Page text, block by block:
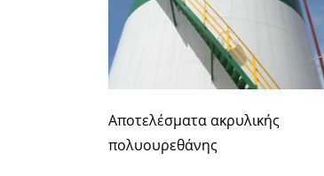
Αποτελέσματα ακρυλικής
πολυουρεθάνης